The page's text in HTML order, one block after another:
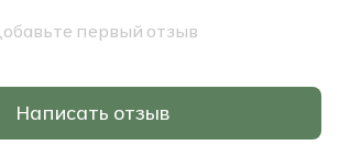
первый отзыв
Написать отзыв